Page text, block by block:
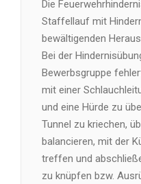
Die
Staffellauf mit
bewältigenden
Bei der
Bewerbsgruppe
mit einer
und eine Hürde zu
Tunnel zu kriechen,
balancieren, mit der
treffen und
zu knüpfen bzw.